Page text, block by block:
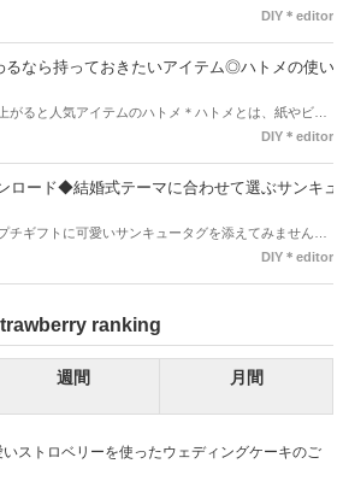
んか？今回の記事では無料でダウンロードできるデザ
もStrawberryを読んで頂いているプレ花嫁さんのお手
出来れば嬉しいです♡
DIY＊editor
るなら持っておきたいアイテム◎ハトメの使い
がると人気アイテムのハトメ＊ハトメとは、紙やビニ
た穴につける金具のことでサイズが幅広く揃っていま
の素材や色にあわせて選ぶことができるんです♪*
DIY＊editor
ロード◆結婚式テーマに合わせて選ぶサンキュ
チギフトに可愛いサンキュータグを添えてみません
では無料でダウンロードできる春婚にもピッタリなサ
のお手伝いが少しでも出来れば嬉しいです♡
DIY＊editor
ranking
週間 月間
ストロベリーを使ったウェディングケーキのご